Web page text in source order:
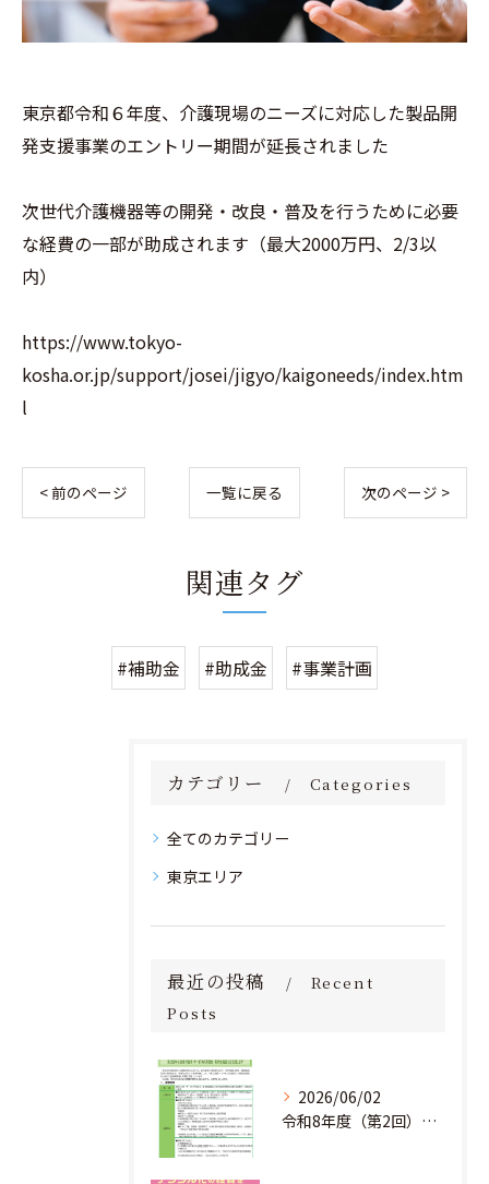
東京都令和６年度、介護現場のニーズに対応した製品開
発支援事業のエントリー期間が延長されました
次世代介護機器等の開発・改良・普及を行うために必要
な経費の一部が助成されます（最大2000万円、2/3以
内）
https://www.tokyo-
kosha.or.jp/support/josei/jigyo/kaigoneeds/index.htm
l
< 前のページ 一覧に戻る 次のページ >
関連タグ
#補助金 #助成金 #事業計画
カテゴリー Categories
全てのカテゴリー
東京エリア
最近の投稿
Recent
Posts
2026/06/02
令和8年度（第2回）明日にチャレンジ中小企業基盤強化事業助成金のお知らせ